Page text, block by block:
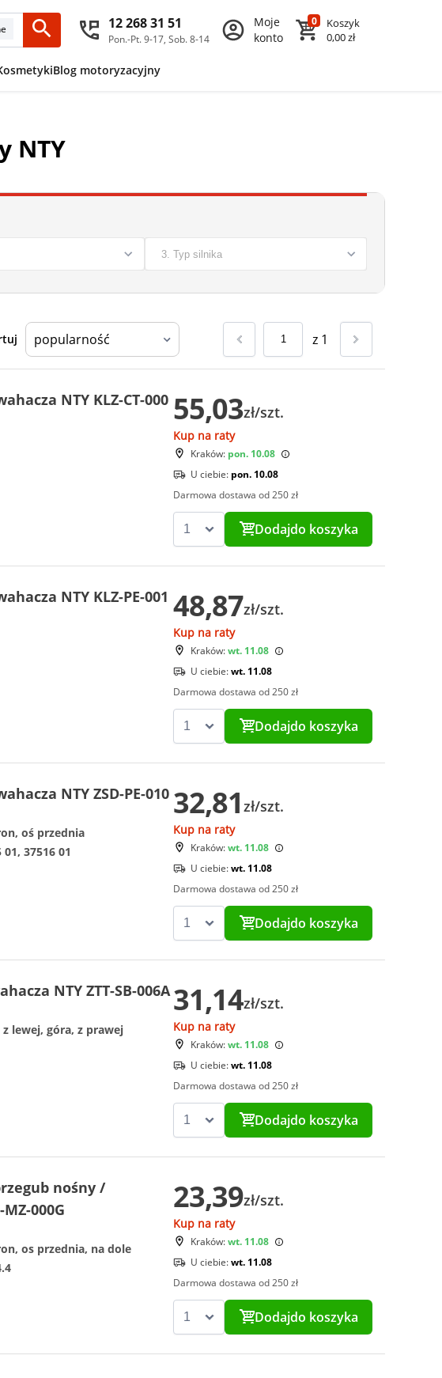
12 268 31 51
Pon.-Pt. 9-17, Sob. 8-14
Moje
konto
0
Koszyk
0,00 zł
Blog motoryzacyjny
NTY
z 1
NTY KLZ-CT-000 55,03zł/szt.
Kup na raty
Kraków: pon. 10.08
U ciebie: pon. 10.08
Darmowa dostawa od 250 zł
Dodajdo koszyka
NTY KLZ-PE-001 48,87zł/szt.
Kup na raty
Kraków:wt. 11.08
U ciebie:wt. 11.08
Darmowa dostawa od 250 zł
Dodajdo koszyka
NTY ZSD-PE-010
oś przednia
01, 37516 01
32,81 zł/szt.
Kup na raty
Kraków:wt. 11.08
U ciebie:wt. 11.08
Darmowa dostawa od 250 zł
Dodajdo koszyka
NTY ZTT-SB-006A
lewej, góra, z prawej
31,14zł/szt.
Kup na raty
Kraków:wt. 11.08
U ciebie:wt. 11.08
Darmowa dostawa od 250 zł
Dodajdo koszyka
nośny /
000G
os przednia, na dole
23,39zł/szt.
Kup na raty
Kraków:wt. 11.08
U ciebie:wt. 11.08
Darmowa dostawa od 250 zł
Dodajdo koszyka